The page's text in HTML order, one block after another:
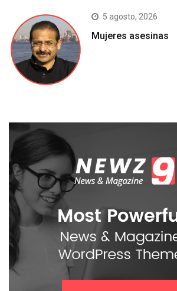
5 agosto, 2026
Mujeres asesinas